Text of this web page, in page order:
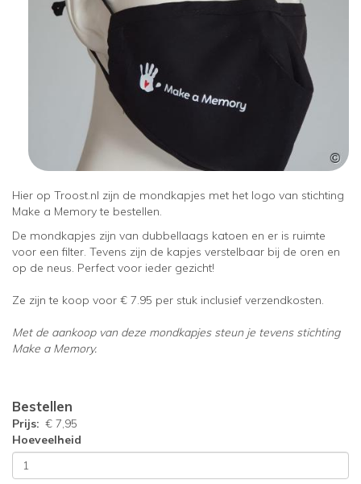
Hier op Troost.nl zijn de mondkapjes met het logo van stichting
Make a Memory te bestellen.
De mondkapjes zijn van dubbellaags katoen en er is ruimte
voor een filter. Tevens zijn de kapjes verstelbaar bij de oren en
op de neus. Perfect voor ieder gezicht!
Ze zijn te koop voor € 7.95 per stuk inclusief verzendkosten.
Met de aankoop van deze mondkapjes steun je tevens stichting
Make a Memory.
Variaties
Prijs
€ 7,95
Hoeveelheid